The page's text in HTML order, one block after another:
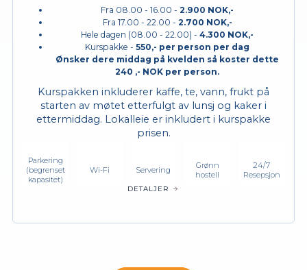
Fra 08.00 - 16.00 - 2.900 NOK,-
Fra 17.00 - 22.00 - 2.700 NOK,-
Hele dagen (08.00 - 22.00) - 4.300 NOK,-
Kurspakke - 550,- per person per dag
Ønsker dere middag på kvelden så koster dette
240 ,- NOK per person.
Kurspakken inkluderer kaffe, te, vann, frukt på
starten av møtet etterfulgt av lunsj og kaker i
ettermiddag. Lokalleie er inkludert i kurspakke
prisen.
Parkering
(begrenset
kapasitet)
Wi-Fi Servering
Grønn
hostell
24/7
Resepsjon
DETALJER